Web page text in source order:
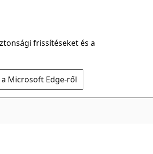
frissítéseket és a
Microsoft Edge-ről